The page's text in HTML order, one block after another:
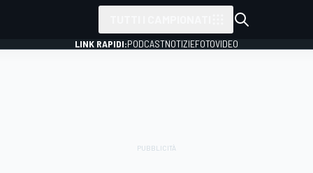
LINK RAPIDI:PODCASTNOTIZIEFOTOVIDEO